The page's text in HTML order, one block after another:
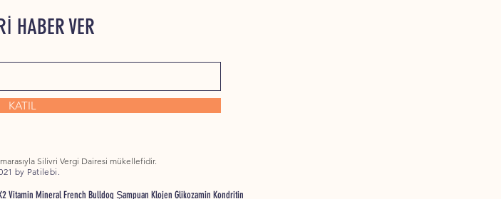
HABER VER
KATIL
Silivri Vergi Dairesi mükellefidir.
by Patilebi.
Vitamin Mineral French Bulldog Şampuan Klojen Glikozamin Kondritin